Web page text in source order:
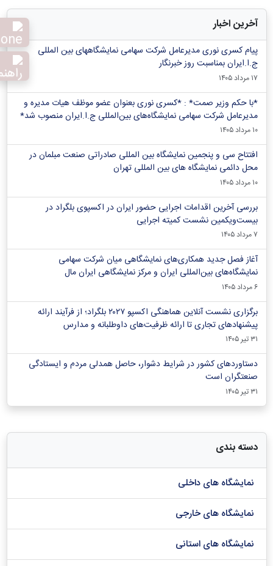
آخرین اخبار
پیام کسری نوری مدیرعامل شرکت سهامی نمایشگاههای بین المللی
ج.ا.ایران بمناسبت روز خبرنگار
۱۷ مرداد ۱۴۰۵
*با حکم وزیر صمت* : *کسری نوری بعنوان عضو موظف هیات مدیره و
مدیرعامل شرکت سهامی نمایشگاه‌های بین‌المللی ج.ا.ایران منصوب شد*
۱۰ مرداد ۱۴۰۵
افتتاح سی و پنجمین نمایشگاه بین المللی صادراتی صنعت مبلمان در
محل دائمی نمایشگاه های بین المللی تهران
۱۰ مرداد ۱۴۰۵
بررسی آخرین اقدامات اجرایی حضور ایران در اکسپوی بلگراد در
بیست‌ویکمین نشست کمیته اجرایی
۷ مرداد ۱۴۰۵
آغاز فصل جدید همکاری‌های نمایشگاهی میان شرکت سهامی
نمایشگاه‌های بین‌المللی ایران و مرکز نمایشگاهی ایران‌ مال
۶ مرداد ۱۴۰۵
برگزاری نشست آنلاین هماهنگی اکسپو ۲۰۲۷ بلگراد؛ از فرآیند ارائه
پیشنهادهای تجاری تا ارائه ظرفیت‌های داوطلبانه و مدارس
۳۱ تیر ۱۴۰۵
دستاوردهای کشور در شرایط دشوار، حاصل همدلی مردم و ایستادگی
صنعتگران است
۳۱ تیر ۱۴۰۵
دسته بندی
نمایشگاه های داخلی
نمایشگاه های خارجی
نمایشگاه های استانی